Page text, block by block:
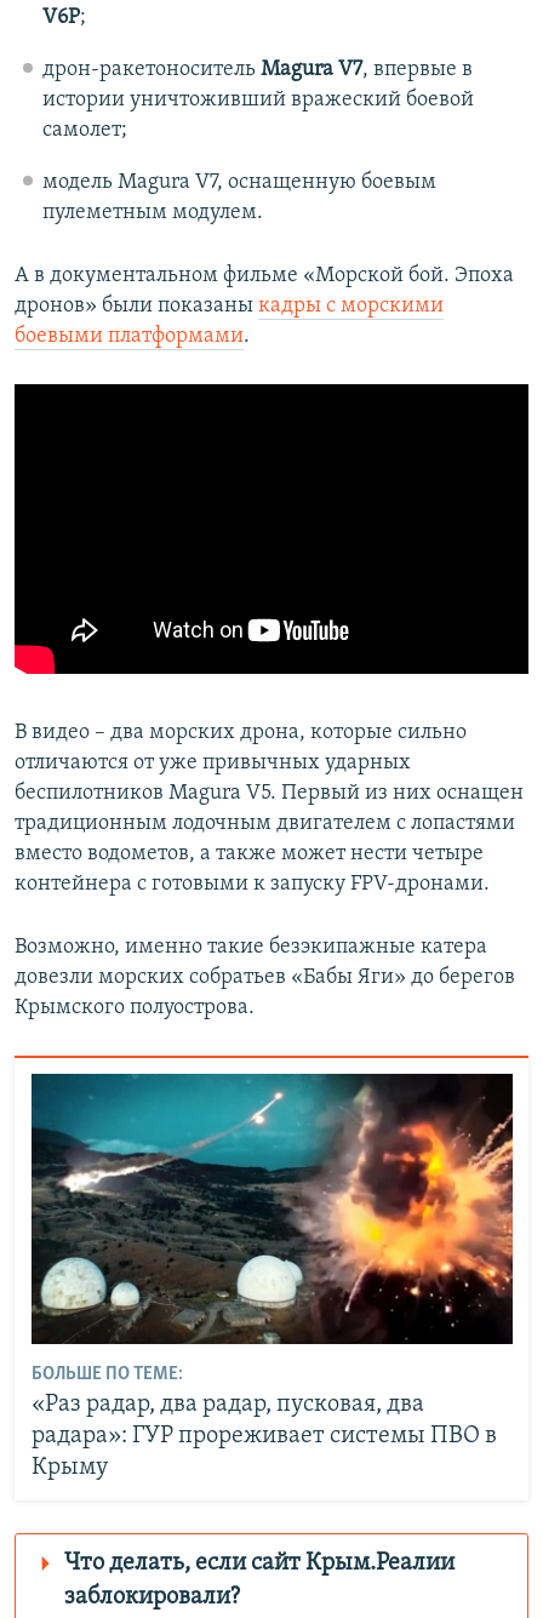
V6P;
дрон-ракетоноситель Magura V7, впервые в
истории уничтоживший вражеский боевой
самолет;
модель Magura V7, оснащенную боевым
пулеметным модулем.
А в документальном фильме «Морской бой. Эпоха
дронов» были показаны кадры с морскими
боевыми платформами.
В видео – два морских дрона, которые сильно
отличаются от уже привычных ударных
беспилотников Magura V5. Первый из них оснащен
традиционным лодочным двигателем с лопастями
вместо водометов, а также может нести четыре
контейнера с готовыми к запуску FPV-дронами.
Возможно, именно такие безэкипажные катера
довезли морских собратьев «Бабы Яги» до берегов
Крымского полуострова.
БОЛЬШЕ ПО ТЕМЕ:
«Раз радар, два радар, пусковая, два
радара»: ГУР прореживает системы ПВО в
Крыму
Что делать, если сайт Крым.Реалии
заблокировали?